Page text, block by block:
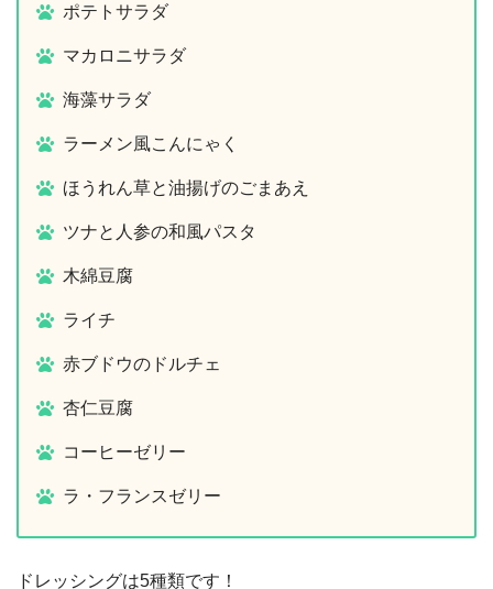
ポテトサラダ
マカロニサラダ
海藻サラダ
ラーメン風こんにゃく
ほうれん草と油揚げのごまあえ
ツナと人参の和風パスタ
木綿豆腐
ライチ
赤ブドウのドルチェ
杏仁豆腐
コーヒーゼリー
ラ・フランスゼリー
ドレッシングは5種類です！